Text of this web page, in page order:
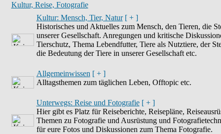
Kultur, Reise, Fotografie
Kultur: Mensch, Tier, Natur [ + ]
Historisches und Aktuelles zum Mensch, den Tieren, die
unserer Gesellschaft. Anregungen und kritische
Tierschutz, Thema Lebendfutter, Tiere als Nutztiere, der
die Bedeutung der Tiere in unserer Gesellschaft etc.
Allgemeinwissen [ + ]
Alltagsthemen zum täglichen Leben, Offtopic etc.
Unterwegs: Reise und Fotografie [ + ]
Hier gibt es Platz für Reiseberichte, Reisepläne,
Themen zu Fotografie und Ausrüstung und
für eure Fotos und Diskussionen zum Thema Fotografie.